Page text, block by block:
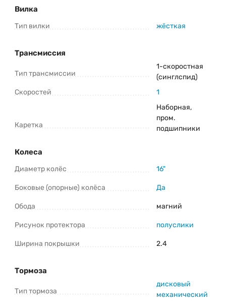
Вилка
Тип вилки жёсткая
Трансмиссия
Тип трансмиссии
1-скоростная
(синглспид)
Скоростей
1
Каретка
Наборная,
пром.
подшипники
Колеса
Диаметр колёс 16"
Боковые (опорные) колёса Да
Обода магний
Рисунок протектора полуслики
Ширина покрышки 2.4
Тормоза
Тип тормоза
дисковый
механический